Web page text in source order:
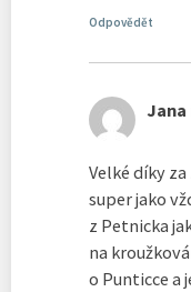
Odpovědět
Jana
Velké díky
super jako
z Petnicka
na
o Punticce a